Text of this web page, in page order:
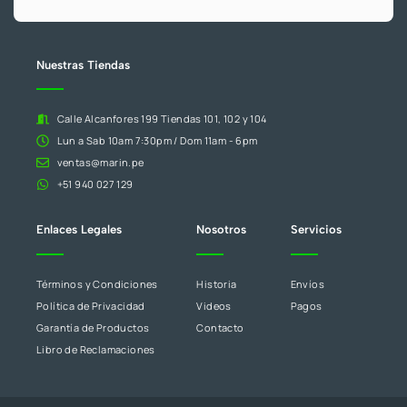
blanco.
Nuestras Tiendas
Calle Alcanfores 199 Tiendas 101, 102 y 104
Lun a Sab 10am 7:30pm / Dom 11am - 6pm
ventas@marin.pe
+51 940 027 129
Enlaces Legales
Términos y Condiciones
Política de Privacidad
Garantía de Productos
Libro de Reclamaciones
Nosotros
Historia
Videos
Contacto
Servicios
Envíos
Pagos